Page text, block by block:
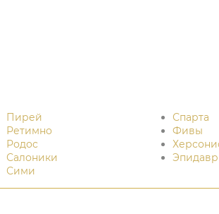
Пирей
Ретимно
Родос
Салоники
Сими
Спарта
Фивы
Эпидавр